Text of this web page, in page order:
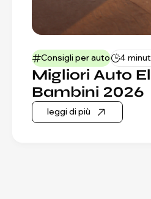
Consigli per auto 4
Migliori Auto
Bambini 2026
leggi di più